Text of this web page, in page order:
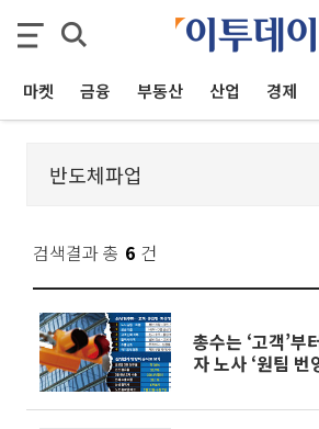
마켓 금융 부동산 산업 경제
검색결과 총 6 건
총수는 ‘고객’
자 노사 ‘원팀 번